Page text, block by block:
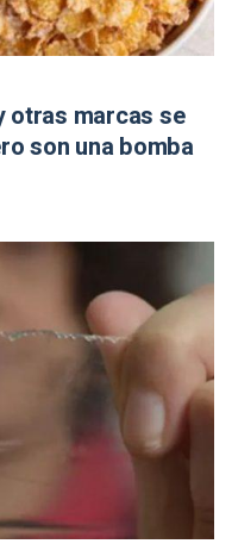
otras marcas se
son una bomba